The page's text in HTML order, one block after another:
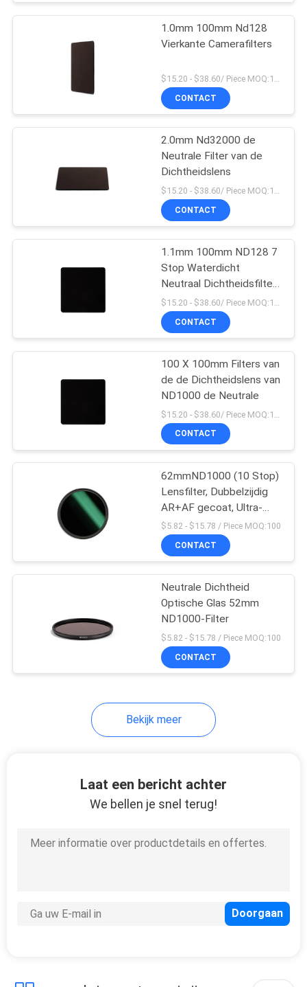
POLICY
1.0mm 100mm Nd128
Vierkante Camerafilters
$15.20 - $38.60/ Piece MOQ:100
CONTACT
2.0mm Nd32000 de
Neutrale Filter van de
Dichtheidslens
CONTACT
1.1mm 100mm ND128 7
Stop Waterdicht
Neutraal Dichtheidsfilter
Meerlaagse coatings
Camera Vierkant Camera
Filters
CONTACT
100 X 100mm Filters van
de de Dichtheidslens van
ND1000 de Neutrale
CONTACT
62mmND1000 (10 Stop)
Lensfilter, Dubbelzijdig
AR+AF gecoat, Ultra-
Slim Neutral Density
Camera Lens Exposure
Filter
$5.82 - $15.78 / Piece MOQ:100
CONTACT
Neutrale Dichtheid
Optische Glas 52mm
ND1000-Filter
$5.82 - $15.78 / Piece MOQ:100
CONTACT
Bekijk meer
Laat een bericht achter
We bellen je snel terug!